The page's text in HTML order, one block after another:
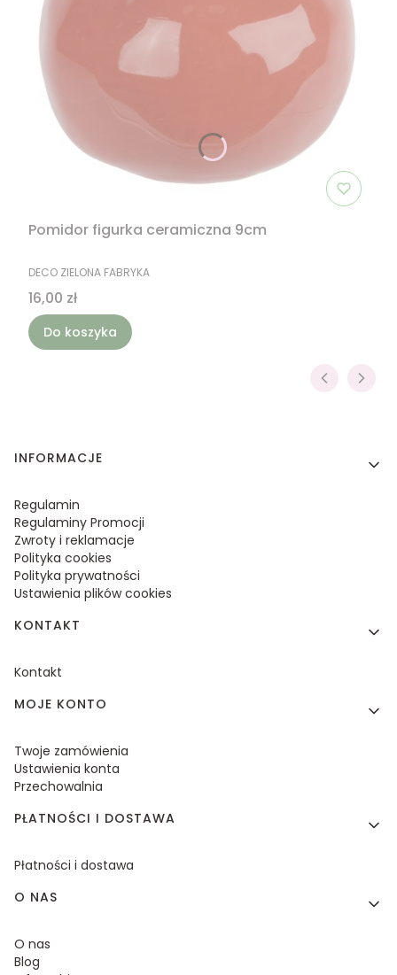
Pomidor figurka ceramiczna 9cm
PRODUCENT
DECO ZIELONA FABRYKA
Cena
16,00 zł
Do koszyka
Linki w stopce
INFORMACJE
Regulamin
Regulaminy Promocji
Zwroty i reklamacje
Polityka cookies
Polityka prywatności
Ustawienia plików cookies
KONTAKT
Kontakt
MOJE KONTO
Twoje zamówienia
Ustawienia konta
Przechowalnia
PŁATNOŚCI I DOSTAWA
Płatności i dostawa
O NAS
O nas
Blog